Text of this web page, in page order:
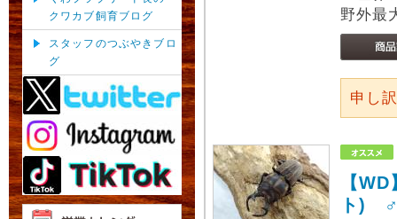
クワカブ飼育ブログ
スタッフのつぶやきブロ
グ
野外最
申し
【
ト)